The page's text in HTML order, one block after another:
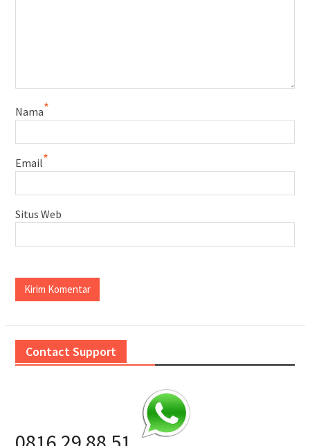
Nama*
Email*
Situs Web
Contact Support